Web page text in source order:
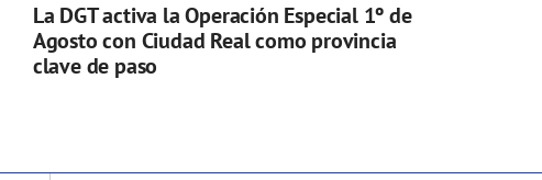
La DGT activa la Operación Especial 1º de
Agosto con Ciudad Real como provincia
clave de paso